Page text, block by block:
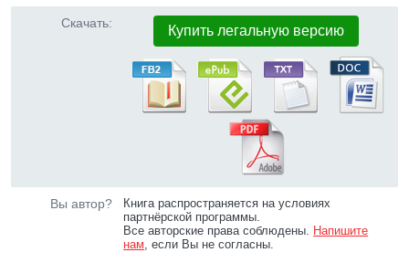
Скачать: Купить легальную версию
Вы автор?
Книга распространяется на условиях
партнёрской программы.
Все авторские права соблюдены. Напишите
нам, если Вы не согласны.